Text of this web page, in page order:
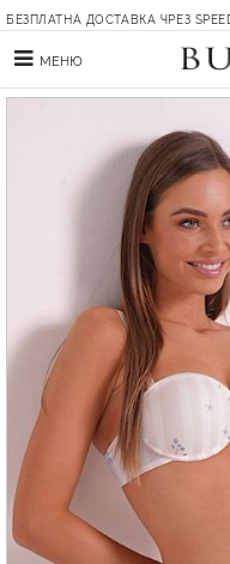
БЕЗПЛАТНА ДОСТАВКА ЧРЕЗ
МЕНЮ